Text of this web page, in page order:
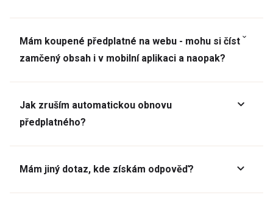
Mám koupené předplatné na webu - mohu si číst
zamčený obsah i v mobilní aplikaci a naopak?
Jak zruším automatickou obnovu
předplatného?
Mám jiný dotaz, kde získám odpověď?